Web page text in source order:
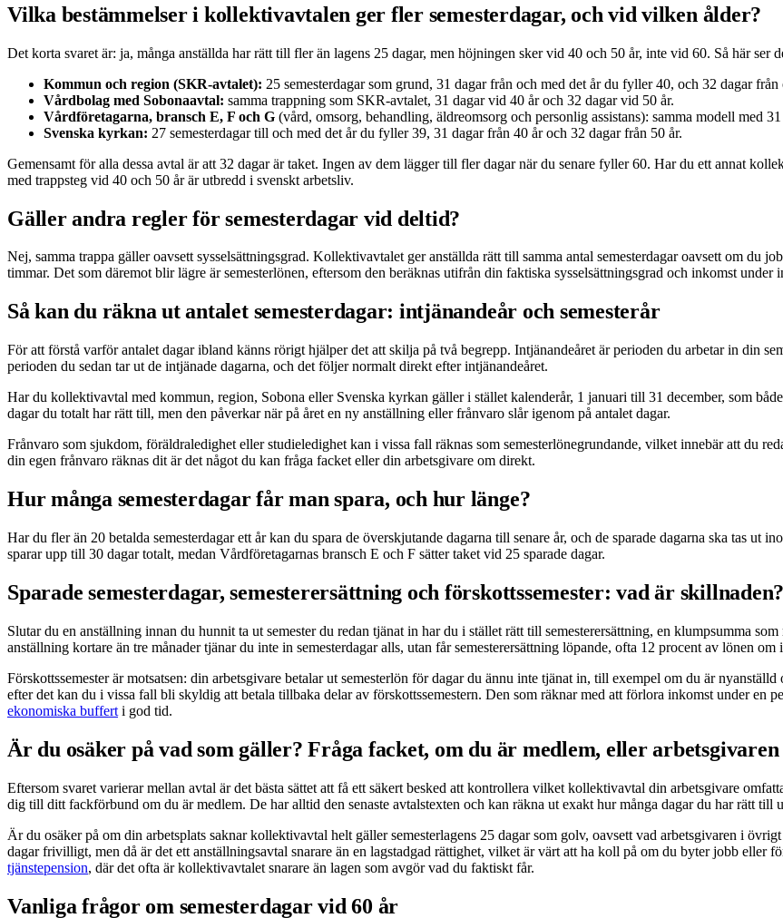
Vilka bestämmelser i kollektivavtalen ger fler semesterdagar, och vid vilken ålder?
Det korta svaret är: ja, många anställda har rätt till fler än lagens 25 dagar, men höjningen sker vid 40 och 50 år, inte vid 60. Så här ser
Kommun och region (SKR-avtalet): 25 semesterdagar som grund, 31 dagar från och med det år du fyller 40, och 32 dagar
Vårdbolag med Sobonaavtal: samma trappning som SKR-avtalet, 31 dagar vid 40 år och 32 dagar vid 50 år.
Vårdföretagarna, bransch E, F och G (vård, omsorg, behandling, äldreomsorg och personlig assistans): samma modell med
Svenska kyrkan: 27 semesterdagar till och med det år du fyller 39, 31 dagar från 40 år och 32 dagar från 50 år.
Gemensamt för alla dessa avtal är att 32 dagar är taket. Ingen av dem lägger till fler dagar när du senare fyller 60. Har du ett annat
med trappsteg vid 40 och 50 år är utbredd i svenskt arbetsliv.
Gäller andra regler för semesterdagar vid deltid?
Nej, samma trappa gäller oavsett sysselsättningsgrad. Kollektivavtalet ger anställda rätt till samma antal semesterdagar oavsett om du
timmar. Det som däremot blir lägre är semesterlönen, eftersom den beräknas utifrån din faktiska sysselsättningsgrad och inkomst under
Så kan du räkna ut antalet semesterdagar: intjänandeår och semesterår
För att förstå varför antalet dagar ibland känns rörigt hjälper det att skilja på två begrepp. Intjänandeåret är perioden du arbetar in din
perioden du sedan tar ut de intjänade dagarna, och det följer normalt direkt efter intjänandeåret.
Har du kollektivavtal med kommun, region, Sobona eller Svenska kyrkan gäller i stället kalenderår, 1 januari till 31 december, som
dagar du totalt har rätt till, men den påverkar när på året en ny anställning eller frånvaro slår igenom på antalet dagar.
Frånvaro som sjukdom, föräldraledighet eller studieledighet kan i vissa fall räknas som semesterlönegrundande, vilket innebär att du
din egen frånvaro räknas dit är det något du kan fråga facket eller din arbetsgivare om direkt.
Hur många semesterdagar får man spara, och hur länge?
Har du fler än 20 betalda semesterdagar ett år kan du spara de överskjutande dagarna till senare år, och de sparade dagarna ska tas ut
sparar upp till 30 dagar totalt, medan Vårdföretagarnas bransch E och F sätter taket vid 25 sparade dagar.
Sparade semesterdagar, semesterersättning och förskottssemester: vad är skillnaden?
Slutar du en anställning innan du hunnit ta ut semester du redan tjänat in har du i stället rätt till semesterersättning, en klumpsumma
anställning kortare än tre månader tjänar du inte in semesterdagar alls, utan får semesterersättning löpande, ofta 12 procent av lönen om
Förskottssemester är motsatsen: din arbetsgivare betalar ut semesterlön för dagar du ännu inte tjänat in, till exempel om du är
efter det kan du i vissa fall bli skyldig att betala tillbaka delar av förskottssemestern. Den som räknar med att förlora inkomst under en
ekonomiska buffert i god tid.
Är du osäker på vad som gäller? Fråga facket, om du är medlem, eller
Eftersom svaret varierar mellan avtal är det bästa sättet att få ett säkert besked att kontrollera vilket kollektivavtal din arbetsgivare
dig till ditt fackförbund om du är medlem. De har alltid den senaste avtalstexten och kan räkna ut exakt hur många dagar du har rätt till
Är du osäker på om din arbetsplats saknar kollektivavtal helt gäller semesterlagens 25 dagar som golv, oavsett vad arbetsgivaren i
dagar frivilligt, men då är det ett anställningsavtal snarare än en lagstadgad rättighet, vilket är värt att ha koll på om du byter jobb eller
tjänstepension, där det ofta är kollektivavtalet snarare än lagen som avgör vad du faktiskt får.
Vanliga frågor om semesterdagar vid 60 år